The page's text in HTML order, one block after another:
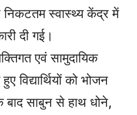
निकटतम स्वास्थ्य केंद्र में
दी गई।
एवं सामुदायिक
विद्यार्थियों को भोजन
साबुन से हाथ धोने,